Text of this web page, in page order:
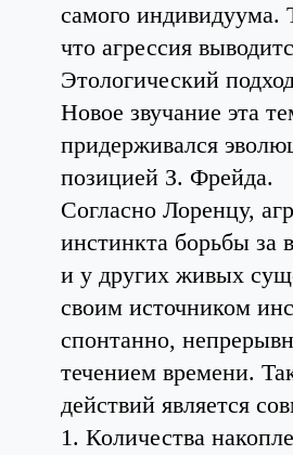
самого индивидуума.
что агрессия
Этологический
Новое звучание эта
придерживался
позицией З. Фрейда.
Согласно Лоренцу,
инстинкта борьбы за
и у других живых
своим источником
спонтанно,
течением времени.
действий является
1. Количества